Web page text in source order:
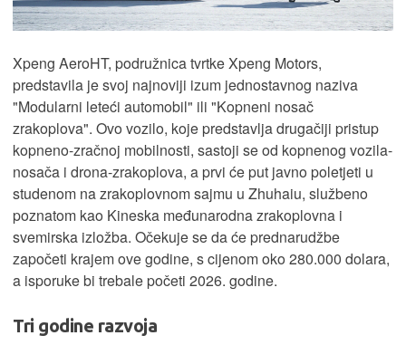
Xpeng AeroHT, podružnica tvrtke Xpeng Motors,
predstavila je svoj najnoviji izum jednostavnog naziva
"Modularni leteći automobil" ili "Kopneni nosač
zrakoplova". Ovo vozilo, koje predstavlja drugačiji pristup
kopneno-zračnoj mobilnosti, sastoji se od kopnenog vozila-
nosača i drona-zrakoplova, a prvi će put javno poletjeti u
studenom na zrakoplovnom sajmu u Zhuhaiu, službeno
poznatom kao Kineska međunarodna zrakoplovna i
svemirska izložba. Očekuje se da će prednarudžbe
započeti krajem ove godine, s cijenom oko 280.000 dolara,
a isporuke bi trebale početi 2026. godine.
Tri godine razvoja